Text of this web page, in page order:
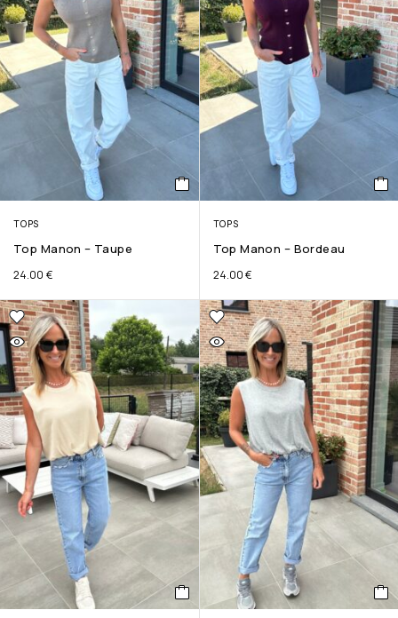
TOPS
Top Manon – Taupe
24.00 €
TOPS
Top Manon – Bordeau
24.00€